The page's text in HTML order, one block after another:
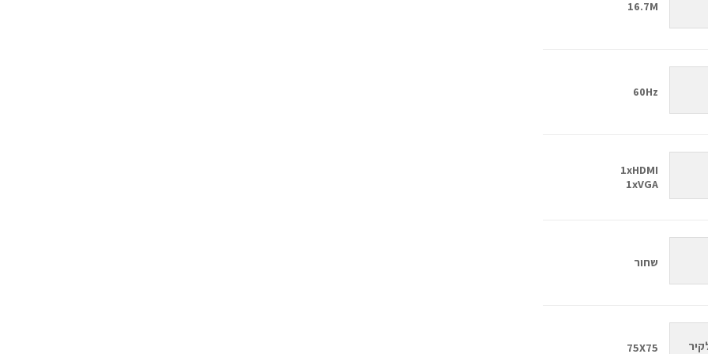
16.7M
60Hz
1xHDMI
1xVGA
שחור
75X75